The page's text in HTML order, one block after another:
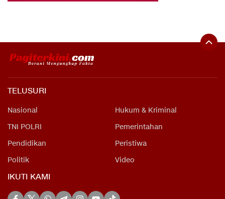
TELUSURI
Nasional
Hukum & Kriminal
TNI POLRI
Pemerintahan
Pendidikan
Peristiwa
Politik
Video
IKUTI KAMI